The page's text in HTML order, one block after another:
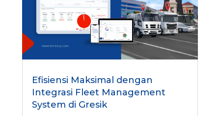
Efisiensi Maksimal dengan
Integrasi Fleet Management
System di Gresik